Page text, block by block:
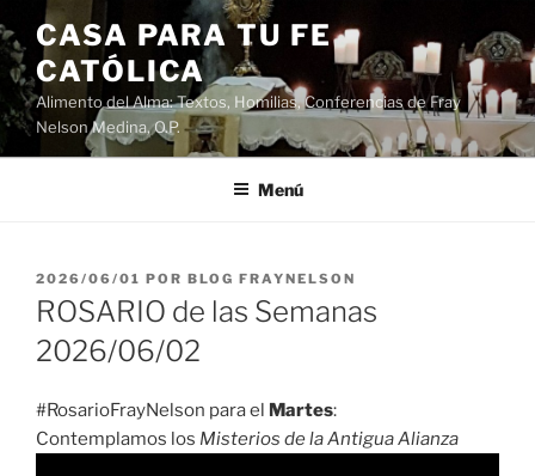
Saltar
al
contenido
CASA PARA TU FE
CATÓLICA
Alimento del Alma: Textos, Homilias, Conferencias de Fray
Nelson Medina, O.P.
Menú
PUBLICADO
EL
2026/06/01 POR BLOG FRAYNELSON
ROSARIO de las Semanas
2026/06/02
#RosarioFrayNelson para el Martes:
Contemplamos los Misterios de la Antigua Alianza